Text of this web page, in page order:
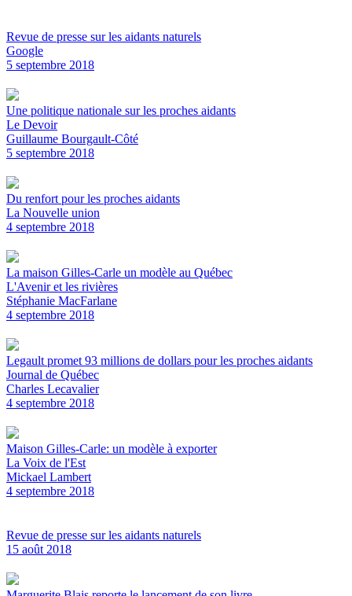
Revue de presse sur les aidants naturels
Google
5 septembre 2018
Une politique nationale sur les proches aidants
Le Devoir
Guillaume Bourgault-Côté
5 septembre 2018
Du renfort pour les proches aidants
La Nouvelle union
4 septembre 2018
La maison Gilles-Carle un modèle au Québec
L'Avenir et les rivières
Stéphanie MacFarlane
4 septembre 2018
Legault promet 93 millions de dollars pour les proches aidants
Journal de Québec
Charles Lecavalier
4 septembre 2018
Maison Gilles-Carle: un modèle à exporter
La Voix de l'Est
Mickael Lambert
4 septembre 2018
Revue de presse sur les aidants naturels
15 août 2018